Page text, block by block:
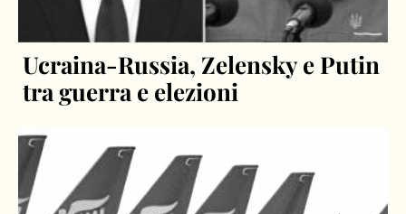
Ucraina-Russia, Zelensky e Putin
tra guerra e elezioni